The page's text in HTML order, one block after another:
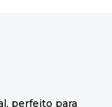
perfeito para